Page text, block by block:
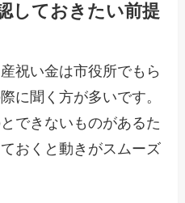
しておきたい前提
祝い金は市役所でもら
に聞く方が多いです。
できないものがあるた
おくと動きがスムーズ